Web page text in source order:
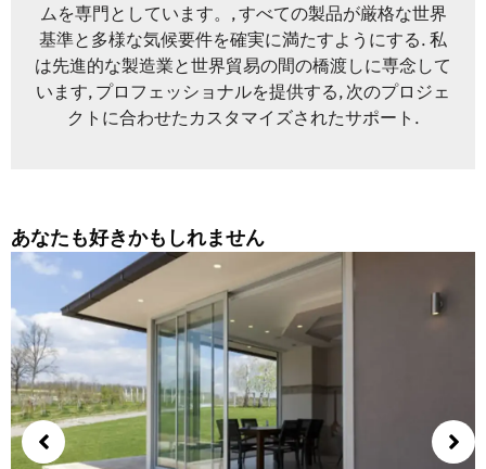
ムを専門としています。, すべての製品が厳格な世界
基準と多様な気候要件を確実に満たすようにする. 私
は先進的な製造業と世界貿易の間の橋渡しに専念して
います, プロフェッショナルを提供する, 次のプロジェ
クトに合わせたカスタマイズされたサポート.
あなたも好きかもしれません